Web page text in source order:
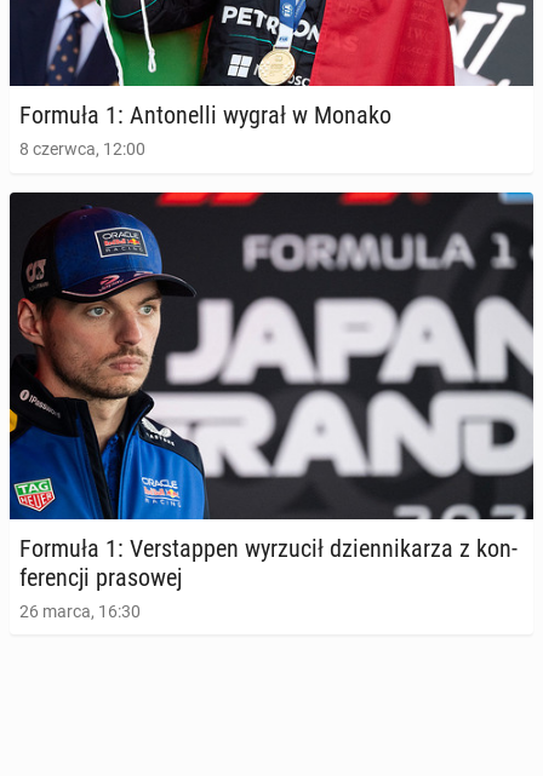
Formuła 1: An­to­nel­li wygrał w Monako
8 czerwca, 12:00
Formuła 1: Ver­stap­pen wy­rzu­cił dzien­ni­ka­rza z kon­
fe­ren­cji pra­so­wej
26 marca, 16:30